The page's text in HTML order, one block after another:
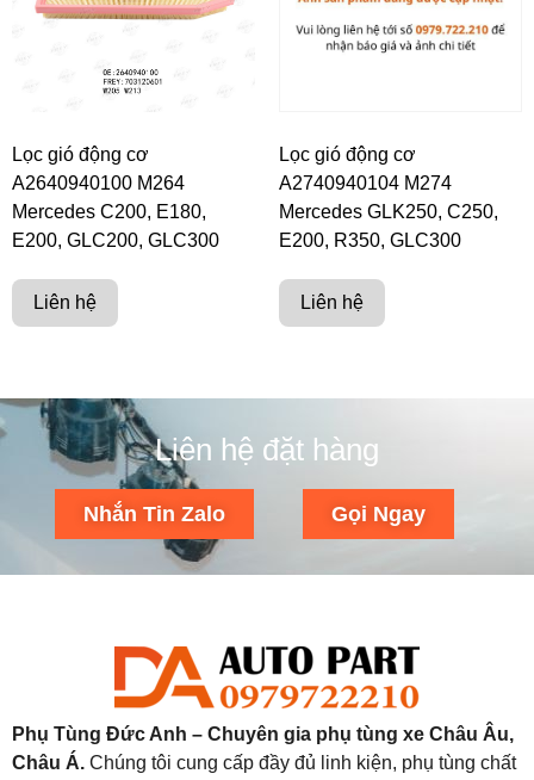
Lọc gió động cơ
A2640940100 M264
Mercedes C200, E180,
E200, GLC200, GLC300
Liên hệ
Lọc gió động cơ
A2740940104 M274
Mercedes GLK250, C250,
E200, R350, GLC300
Liên hệ
Liên hệ đặt hàng
Nhắn Tin Zalo Gọi Ngay
Phụ Tùng Đức Anh – Chuyên gia phụ tùng xe Châu Âu,
Châu Á. Chúng tôi cung cấp đầy đủ linh kiện, phụ tùng chất